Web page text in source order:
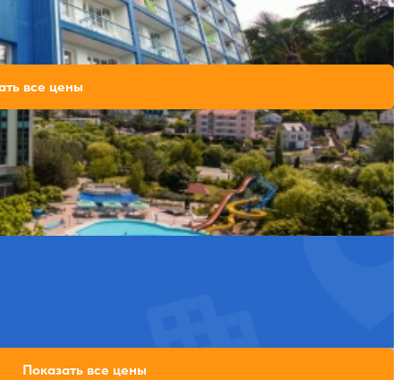
Расстояние до пляжа: 300 метров.
Открытый бассейн Расстояние до пляжа: 800 метров.
117,600 ₽
за 7 ночей, 2 взрослых
все цены
Показать все цены